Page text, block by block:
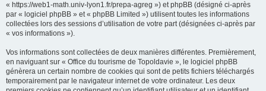
« https://web1-math.univ-lyon1.fr/prepa-agreg ») et phpBB (désigné ci-après
par « logiciel phpBB » et « phpBB Limited ») utilisent toutes les informations
collectées lors des sessions d’utilisation de votre part (désignées ci-après par
« vos informations »).
Vos informations sont collectées de deux manières différentes. Premièrement,
en naviguant sur « Office du tourisme de Topoldavie », le logiciel phpBB
génèrera un certain nombre de cookies qui sont de petits fichiers téléchargés
temporairement par le navigateur internet de votre ordinateur. Les deux